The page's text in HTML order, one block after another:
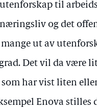
til
og det
ut av
Det vil da være
har vist liten
Enova